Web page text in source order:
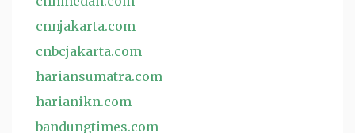
cnnjakarta.com
cnbcjakarta.com
hariansumatra.com
harianikn.com
bandungtimes.com